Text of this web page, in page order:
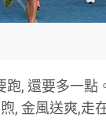
跑, 還要多一
, 金風送爽,